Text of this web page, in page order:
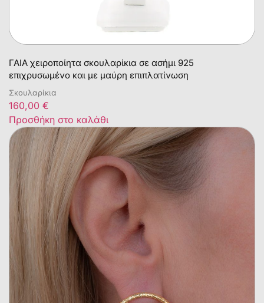
ΓΑΙΑ χειροποίητα σκουλαρίκια σε ασήμι 925
επιχρυσωμένο και με μαύρη επιπλατίνωση
Σκουλαρίκια
160,00 €
Προσθήκη στο καλάθι